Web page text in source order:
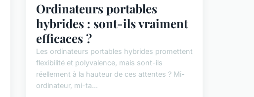
Ordinateurs portables
hybrides : sont-ils vraiment
efficaces ?
Les ordinateurs portables hybrides promettent
flexibilité et polyvalence, mais sont-ils
réellement à la hauteur de ces attentes ? Mi-
ordinateur, mi-ta...